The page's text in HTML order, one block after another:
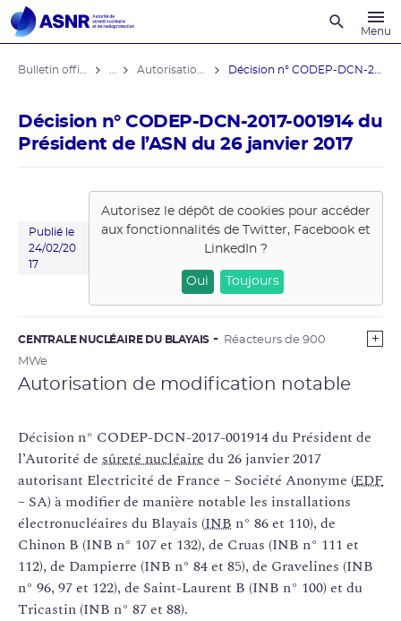
Menu
Décision n° CODEP-DCN-2017-001914 du
Président de l’ASN du 26 janvier 2017
Publié le
24/02/20
17
Autorisez le dépôt de cookies pour accéder
aux fonctionnalités de Twitter, Facebook et
LinkedIn?
Oui Toujours
CENTRALE NUCLÉAIRE DU BLAYAIS
Réacteurs de 900
MWe
Autorisation de modification notable
Décision n° CODEP-DCN-2017-001914 du Président de
l’Autorité de sûreté nucléaire du 26 janvier 2017
autorisant Electricité de France – Société Anonyme (EDF
– SA) à modifier de manière notable les installations
électronucléaires du Blayais (INB n° 86 et 110), de
Chinon B (INB n° 107 et 132), de Cruas (INB n° 111 et
112), de Dampierre (INB n° 84 et 85), de Gravelines (INB
n° 96, 97 et 122), de Saint-Laurent B (INB n° 100) et du
Tricastin (INB n° 87 et 88).